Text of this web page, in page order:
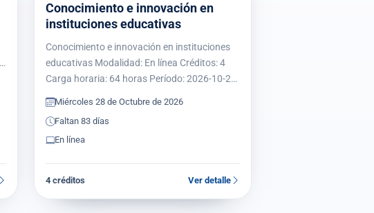
Conocimiento e innovación en
instituciones educativas
Conocimiento e innovación en instituciones
educativas Modalidad: En línea Créditos: 4
Carga horaria: 64 horas Período: 2026-10-28
al 2026-11-25 Acredita maestría: Sí Acredita
doctorado: No Presentación El seminario
Conocimiento e…
Miércoles 28 de Octubre de 2026
Faltan 83 días
En línea
4 créditos Ver detalle